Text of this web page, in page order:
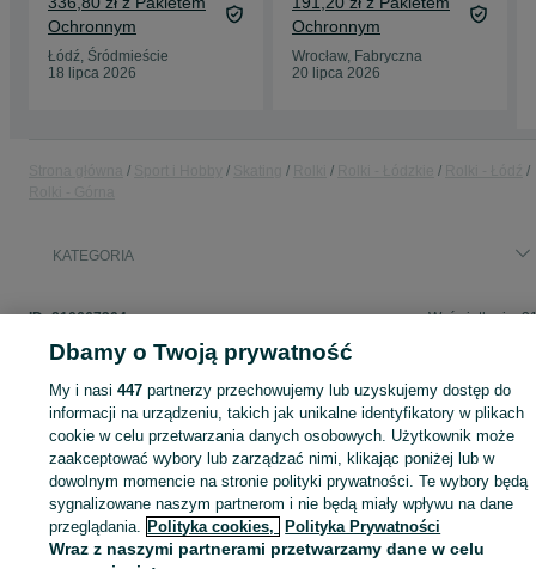
Ochronnym
Łódź, Śródmieście
18 lipca 2026
Ochronnym
Wrocław, Fabryczna
20 lipca 2026
KATEGORIA
ID:810667304 Wyświetlenia:
Zaloguj się lub załóż konto na OLX, aby skontaktować się z
sprzedającym
Zaloguj się / Załóż konto
Dbamy o Twoją prywatność
My i nasi447 partnerzy przechowujemy lub uzyskujemy dostęp do
informacji na urządzeniu, takich jak unikalne identyfikatory w plikach
cookie w celu przetwarzania danych osobowych. Użytkownik może
zaakceptować wybory lub zarządzać nimi, klikając poniżej lub w
dowolnym momencie na stronie polityki prywatności. Te wybory będą
sygnalizowane naszym partnerom i nie będą miały wpływu na dane
przeglądania. Polityka cookies, Polityka Prywatności
Wraz z naszymi partnerami przetwarzamy dane w celu